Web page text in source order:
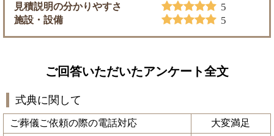
見積説明の分かりやすさ 5
施設・設備 5
ご回答いただいたアンケート全文
式典に関して
ご葬儀ご依頼の際の電話対応
大変満足